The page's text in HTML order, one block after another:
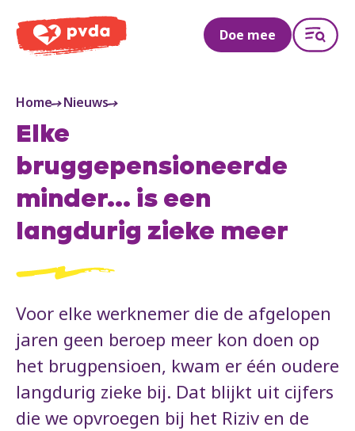
PVDA
Doe mee
Home Nieuws
Elke
bruggepensioneerde
minder... is een
langdurig zieke meer
Voor elke werknemer die de afgelopen
jaren geen beroep meer kon doen op
het brugpensioen, kwam er één oudere
langdurig zieke bij. Dat blijkt uit cijfers
die we opvroegen bij het Riziv en de